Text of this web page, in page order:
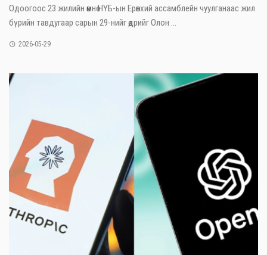
Одоогоос 23 жилийн өмнө НҮБ-ын Ерөнхий ассамблейн чуулганаас жил
бүрийн тавдугаар сарын 29-нийг өдрийг Олон ...
2026-05-29